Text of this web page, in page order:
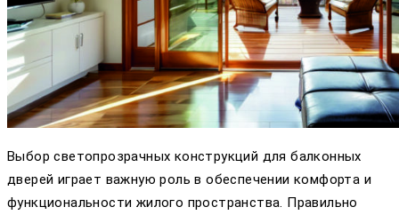
Выбор светопрозрачных конструкций для балконных
дверей играет важную роль в обеспечении комфорта и
функциональности жилого пространства. Правильно